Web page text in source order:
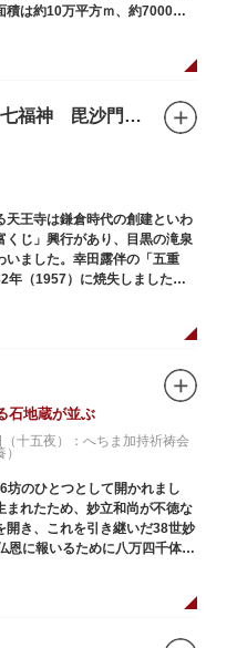
積は約10万平方ｍ、約7000基
」は桜の名所となっていま
天王寺（谷中七福神 毘沙門天）
天王寺は鎌倉時代の創建といわ
くじ」興行があり、目黒の滝泉
いました。幸田露伴の「五重
年（1957）に焼失しました
石地蔵が並ぶ
（十五夜）：へちま加持祈祷会
）
のひとつとして開かれまし
まれたため、妙立和尚が不徳な
開き、これを引き継いだ38世妙
恩に報いるために八万四千体の
体を超える像が造立されてい